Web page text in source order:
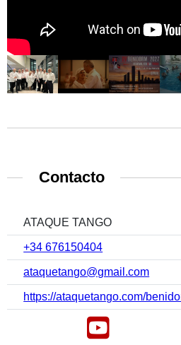
Contacto
ATAQUE TANGO
+34 676150404
ataquetango@gmail.com
https://ataquetango.com/